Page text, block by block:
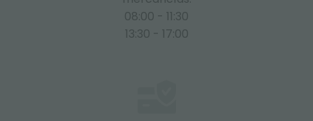
08:00 - 11:30
13:30 - 17:00